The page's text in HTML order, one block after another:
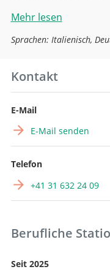
Mehr lesen
Sprachen: Italienisch,
Kontakt
E-Mail
E-Mail senden
Telefon
+41 31 632 24 09
Berufliche
Seit 2025